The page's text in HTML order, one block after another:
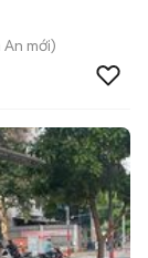
An mới)